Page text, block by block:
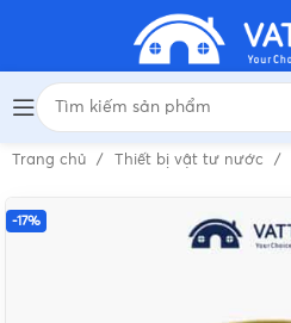
Trang chủ Thiết bị vật tư nước
-17%